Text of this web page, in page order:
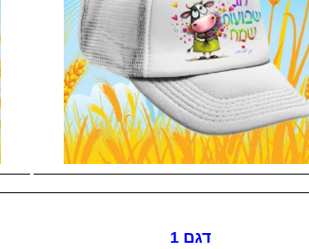
דגם 1